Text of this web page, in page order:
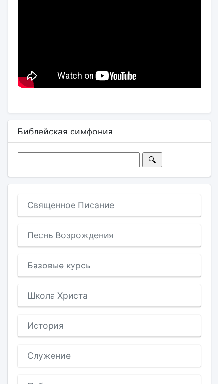
Библейская симфония
Священное Писание
Песнь Возрождения
Базовые курсы
Школа Христа
История
Служение